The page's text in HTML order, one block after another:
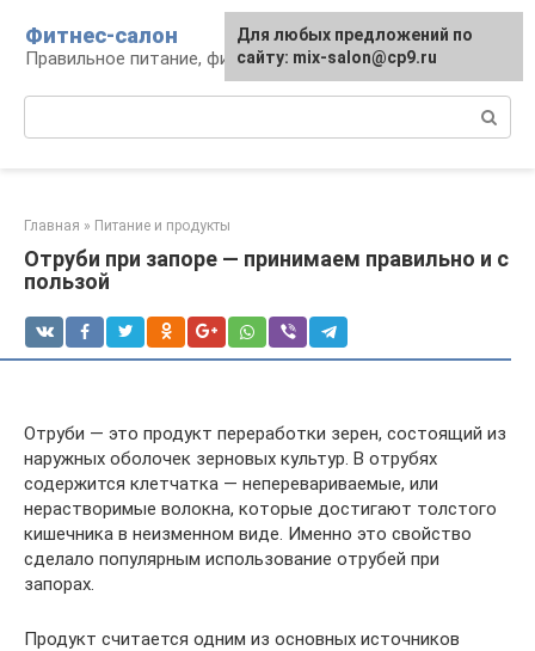
контенту
Фитнес-салон
Правильное питание, фитнес, образ жизни
Главная » Питание и продукты
Отруби при запоре — принимаем правильно и с
пользой
Отруби — это продукт переработки зерен, состоящий из
наружных оболочек зерновых культур. В отрубях
содержится клетчатка — неперевариваемые, или
нерастворимые волокна, которые достигают толстого
кишечника в неизменном виде. Именно это свойство
сделало популярным использование отрубей при
запорах.
Продукт считается одним из основных источников
Для любых предложений по
сайту: mix-salon@cp9.ru